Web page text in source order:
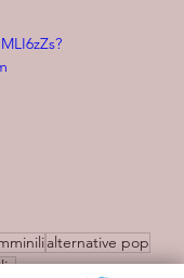
alternative pop